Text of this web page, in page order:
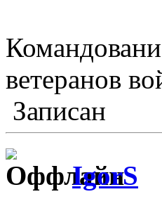
ветеранов
Записан
IgorS